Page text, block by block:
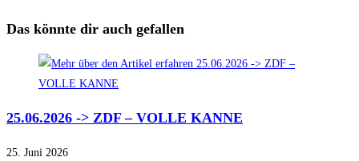
Das könnte dir auch gefallen
25.06.2026 -> ZDF – VOLLE KANNE
25. Juni 2026